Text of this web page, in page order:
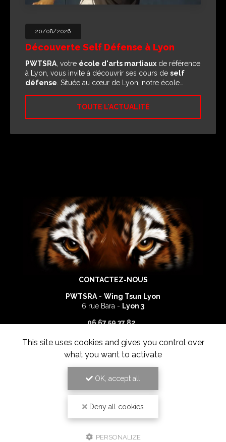
20/08/2026
Découverte Self Défense à Lyon
PWTSRA , votre école d'arts martiaux de référence
à Lyon, vous invite à découvrir ses cours de self
défense . Située au cœur de Lyon, notre école…
TOUTE L'ACTUALITÉ
CONTACTEZ-NOUS
PWTSRA - Wing Tsun Lyon
6 rue Bara - Lyon 3
06 67 59 37 82
ENVOYEZ UN MESSAGE
PWTSRA, École d'arts martiaux à Lyon
This site uses cookies and gives you control over
what you want to activate
OK, accept all
Deny all cookies
PERSONALIZE